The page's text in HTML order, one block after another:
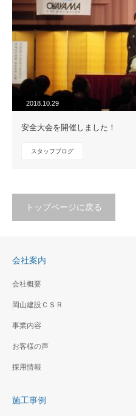
2018.10.29
安全大会を開催しました！
スタッフブログ
トップページに戻る
会社案内
会社概要
岡山建設ＣＳＲ
事業内容
お客様の声
採用情報
施工事例